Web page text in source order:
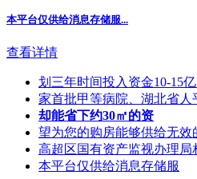
本平台仅供给消息存储服...
查看详情
划三年时间投入资金10-15
家首批甲等病院、湖北省人
却能省下约30㎡的资
望为您的购房能够供给无效
高超区国有资产监视办理局
本平台仅供给消息存储服